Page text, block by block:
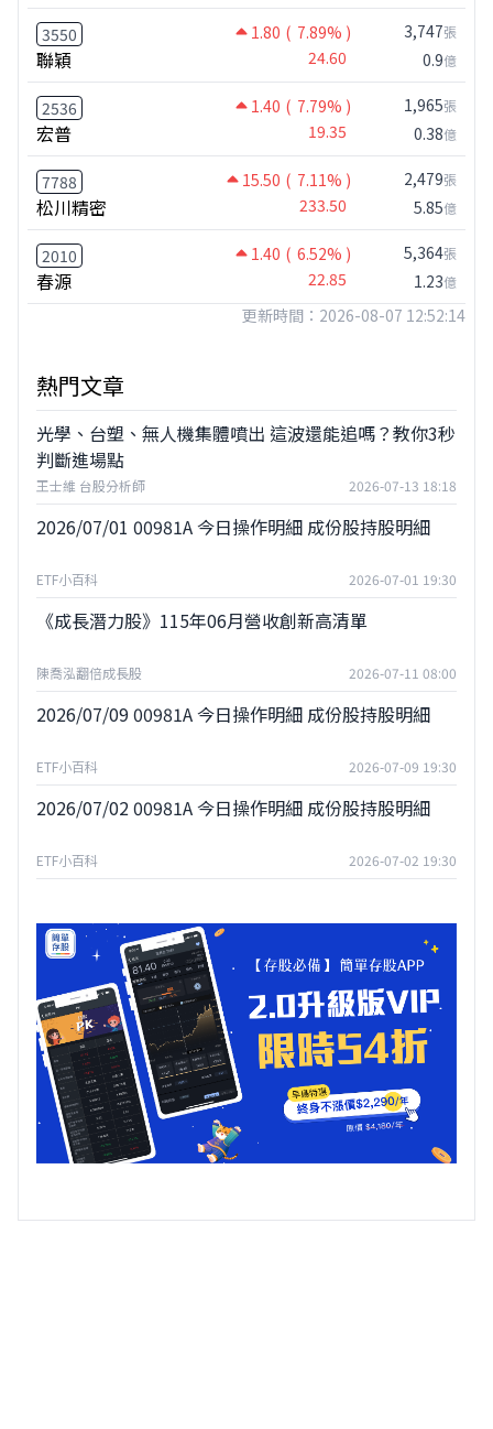
3550 1.80 ( 7.89% )
聯穎 24.60
3,747張
0.9億
2536 1.40 ( 7.79% )
宏普 19.35
1,965張
0.38億
7788 15.50 ( 7.11% )
松川精密 233.50
2,479張
5.85億
2010 1.40 ( 6.52% )
春源 22.85
5,364張
1.23億
更新時間：2026-08-07 12:52:14
熱門文章
光學、台塑、無人機集體噴出 這波還能追嗎？教你3秒
判斷進場點
王士維 台股分析師 2026-07-13 18:18
2026/07/01 00981A 今日操作明細 成份股持股明細
ETF小百科 2026-07-01 19:30
《成長潛力股》115年06月營收創新高清單
陳喬泓翻倍成長股 2026-07-11 08:00
2026/07/09 00981A 今日操作明細 成份股持股明細
ETF小百科 2026-07-09 19:30
2026/07/02 00981A 今日操作明細 成份股持股明細
ETF小百科 2026-07-02 19:30